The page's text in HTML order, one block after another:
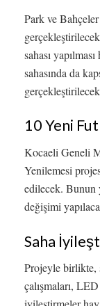
Park ve
sahası
sahasında da
10 Yeni
Kocaeli Geneli
Yenilemesi
edilecek. Bunun
değişimi
Saha
Projeyle birlikte,
çalışmaları,